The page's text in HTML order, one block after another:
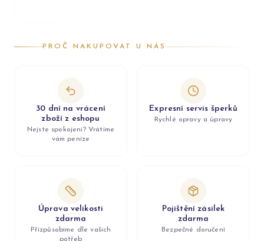
PROČ NAKUPOVAT U NÁS
30 dní na vrácení
zboží z eshopu
Nejste spokojeni? Vrátíme
vám peníze
Expresní servis šperků
Rychlé opravy a úpravy
Úprava velikosti
zdarma
Přizpůsobíme dle vašich
potřeb
Pojištění zásilek
zdarma
Bezpečné doručení